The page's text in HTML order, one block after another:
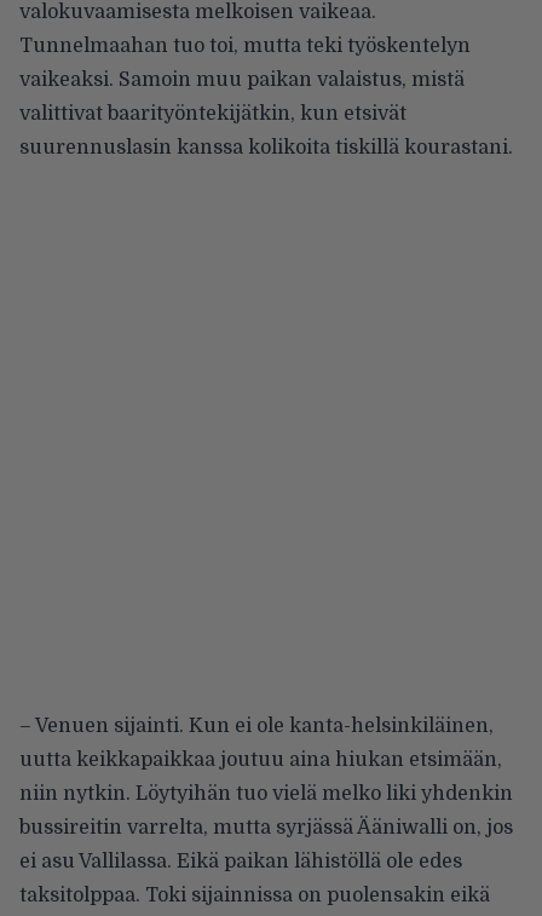
valokuvaamisesta melkoisen vaikeaa.
Tunnelmaahan tuo toi, mutta teki työskentelyn
vaikeaksi. Samoin muu paikan valaistus, mistä
valittivat baarityöntekijätkin, kun etsivät
suurennuslasin kanssa kolikoita tiskillä kourastani.
– Venuen sijainti. Kun ei ole kanta-helsinkiläinen,
uutta keikkapaikkaa joutuu aina hiukan etsimään,
niin nytkin. Löytyihän tuo vielä melko liki yhdenkin
bussireitin varrelta, mutta syrjässä Ääniwalli on, jos
ei asu Vallilassa. Eikä paikan lähistöllä ole edes
taksitolppaa. Toki sijainnissa on puolensakin eikä